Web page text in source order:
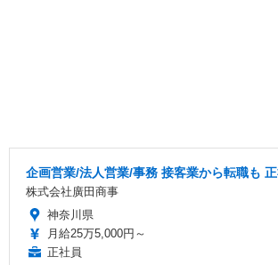
企画営業/法人営業/事務 接客業から転職も
株式会社廣田商事
神奈川県
月給25万5,000円～
正社員